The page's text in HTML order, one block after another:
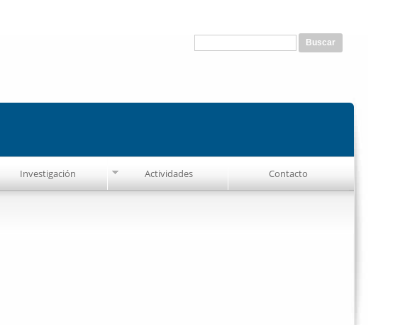
Investigación Actividades Contacto